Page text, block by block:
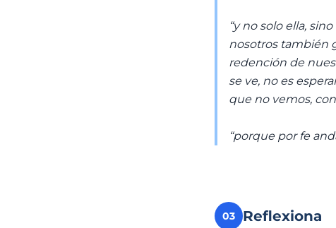
“y no solo ella,
nosotros también
redención de
se ve, no es
que no vemos,
“porque por fe
03 Reflexiona